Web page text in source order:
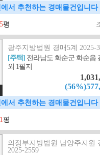
서 추천하는 경매물건입니다
평
광주지방법원 경매5계 2025-
[주택] 전라남도 화순군 화순읍
외 1필지
서 추천하는 경매물건입니다
평
의정부지방법원 남양주지원
2025-2559